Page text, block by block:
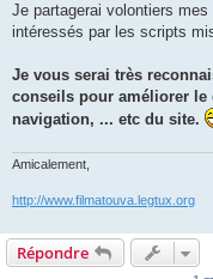
Je partagerai volontiers
intéressés par les scripts
Je vous serai très
conseils pour améliorer
navigation, ... etc du site.
Amicalement,
http://www.filmatouva.legtux.org
Répondre